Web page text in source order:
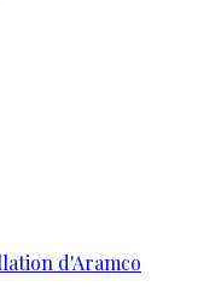
d'Aramco